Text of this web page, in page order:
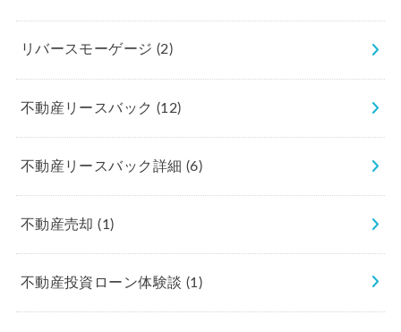
リバースモーゲージ (2)
不動産リースバック (12)
不動産リースバック詳細 (6)
不動産売却(1)
不動産投資ローン体験談 (1)